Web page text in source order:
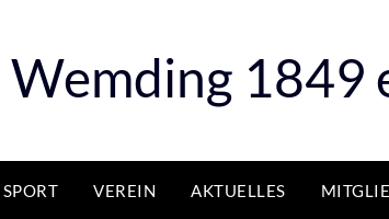
1849
SPORT VEREIN AKTUELLES